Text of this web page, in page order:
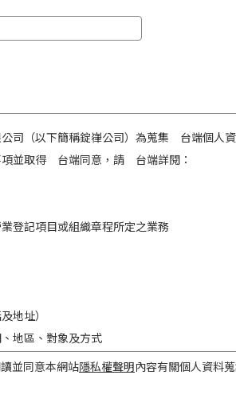
司（以下簡稱錠嵂公司）為蒐集 台端個人
並取得 台端同意，請 台端詳閱：
業登記項目或組織章程所定之業務
地址）
地區、對象及方式
的存續期間及依法令規定應為保存之期間。
並同意本網站隱私權聲明內容有關個人資料